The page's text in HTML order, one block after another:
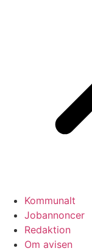
Kommunalt
Jobannoncer
Redaktion
Om avisen